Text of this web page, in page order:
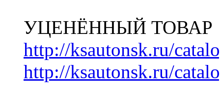
УЦЕНЁННЫЙ ТОВАР
http://ksautonsk.ru/
http://ksautonsk.ru/